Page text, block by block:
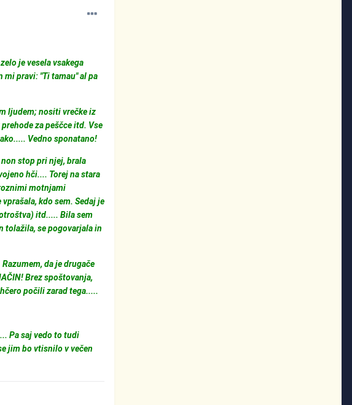
je vesela vsakega
mi pravi: "Ti tamau" al pa
ljudem; nositi vrečke iz
za peščce itd. Vse
Vedno sponatano!
stop pri njej, brala
hči.... Torej na stara
motnjami
kdo sem. Sedaj je
itd..... Bila sem
tolažila, se pogovarjala in
da je drugače
Brez spoštovanja,
počili zarad tega.....
Pa saj vedo to tudi
jim bo vtisnilo v večen